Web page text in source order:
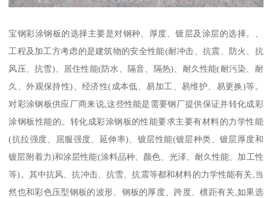
宝钢彩涂钢板的选择主要是对钢种、厚度、镀层及涂层的选择。、
工程及加工方考虑的是建筑物的安全性能(耐冲击、抗震、防火、抗
风压、抗雪)、居住性能(防水、隔音、隔热)、耐久性能(耐污染、耐
久、外观保持性)、经济性(成本低、易加工、易维护、易更换)等。
对彩涂钢板供应厂商来说,这些性能是需要钢厂提供保证并转化成彩
涂钢板性能的。转化成彩涂钢板的性能要求主要有材料的力学性能
(抗拉强度、屈服强度、延伸率)、镀层性能(镀层种类、镀层厚度和
镀层附着力)和涂层性能(涂料品种、颜色、光泽、耐久性能、加工性
等)。其中抗风、抗冲击、抗雪、抗震等都和材料的力学性能有关,当
然也和彩色压型钢板的波形、钢板的厚度、跨度、檩距有关,如果选